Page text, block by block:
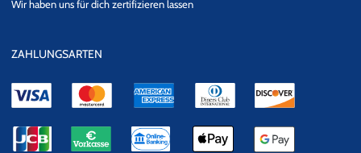
Datensicherheit
Wir haben uns für dich zertifizieren lassen
ZAHLUNGSARTEN